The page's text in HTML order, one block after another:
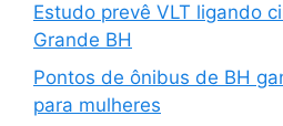
Estudo prevê VLT ligando
Grande BH
Pontos de ônibus de BH
para mulheres